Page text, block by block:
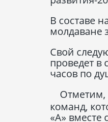
В составе
молдаване
Свой
проведет в
часов по
Отметим,
команд,
«А» вместе